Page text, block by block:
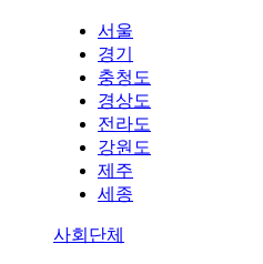
서울
경기
충청도
경상도
전라도
강원도
제주
세종
사회단체